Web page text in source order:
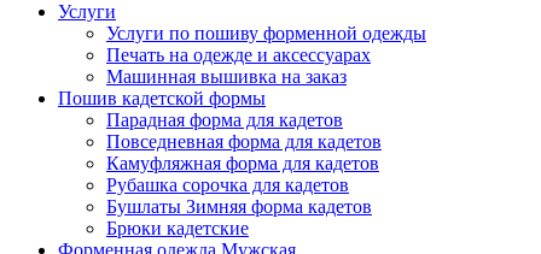
Услуги
Услуги по пошиву форменной одежды
Печать на одежде и аксессуарах
Машинная вышивка на заказ
Пошив кадетской формы
Парадная форма для кадетов
Повседневная форма для кадетов
Камуфляжная форма для кадетов
Рубашка сорочка для кадетов
Бушлаты Зимняя форма кадетов
Брюки кадетские